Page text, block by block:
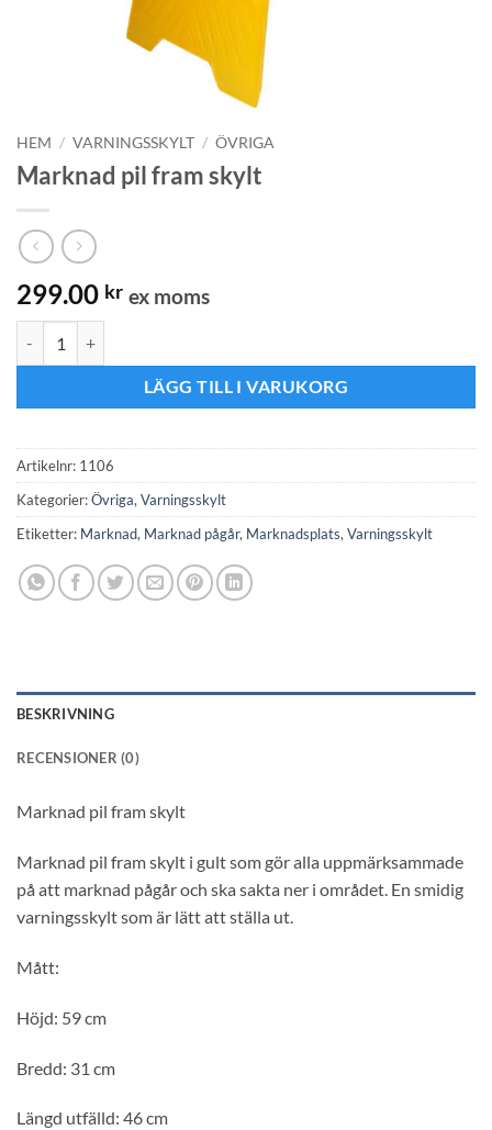
HEM / VARNINGSSKYLT / ÖVRIGA
Marknad pil fram skylt
299.00 kr ex moms
LÄGG TILL I VARUKORG
Artikelnr: 1106
Kategorier:Övriga,Varningsskylt
Etiketter: Marknad, Marknad pågår, Marknadsplats,Varningsskylt
BESKRIVNING
RECENSIONER (0)
Marknad pil fram skylt
Marknad pil fram skylt i gult som gör alla uppmärksammade
på att marknad pågår och ska sakta ner i området. En smidig
varningsskylt som är lätt att ställa ut.
Mått:
Höjd: 59 cm
Bredd: 31 cm
Längd utfälld: 46 cm